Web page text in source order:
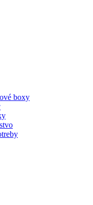
boxy